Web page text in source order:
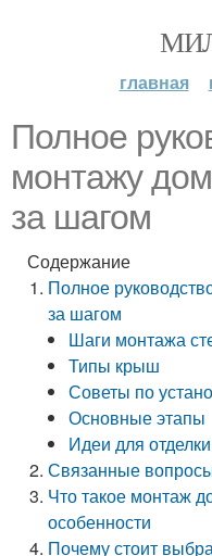
главная
Полное
монтажу
за шагом
Содержание
Полное
за шагом
Шаги монтажа
Типы крыш
Советы по
Основные этапы
Идеи для отделки
Связанные
Что такое монтаж
особенности
Почему стоит